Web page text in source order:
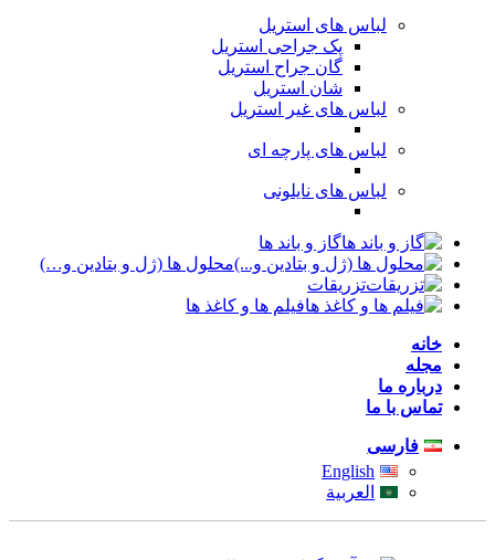
لباس های استریل
پک جراحی استریل
گان جراح استریل
شان استریل
لباس های غیر استریل
لباس های پارچه ای
لباس های نایلونی
گاز و باند ها
محلول ها (ژل و بتادین و…)
تزریقات
فیلم ها و کاغذ ها
خانه
مجله
درباره ما
تماس با ما
فارسی
English
العربية